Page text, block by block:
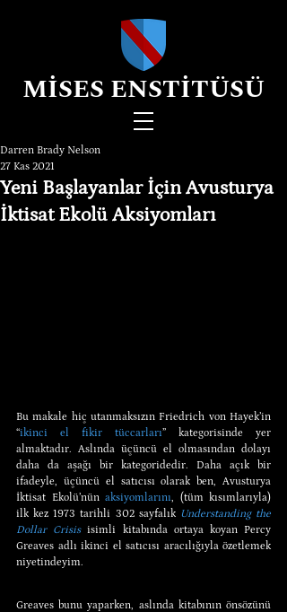
MİSES ENSTİTÜSÜ
Yeni Başlayanlar İçin Avusturya
İktisat Ekolü Aksiyomları
Darren Brady Nelson
27 Kas 2021
Bu makale hiç utanmaksızın Friedrich von Hayek’in
“ikinci el fikir tüccarları” kategorisinde yer
almaktadır. Aslında üçüncü el olmasından dolayı
daha da aşağı bir kategoridedir. Daha açık bir
ifadeyle, üçüncü el satıcısı olarak ben, Avusturya
İktisat Ekolü’nün aksiyomlarını, (tüm kısımlarıyla)
ilk kez 1973 tarihli 302 sayfalık Understanding the
Dollar Crisis isimli kitabında ortaya koyan Percy
Greaves adlı ikinci el satıcısı aracılığıyla özetlemek
niyetindeyim.
Greaves bunu yaparken, aslında kitabının önsözünü